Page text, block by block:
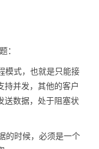
：
式，也就是只能接
持并发，其他的客户
送数据，处于阻塞状
的时候，必须是一个